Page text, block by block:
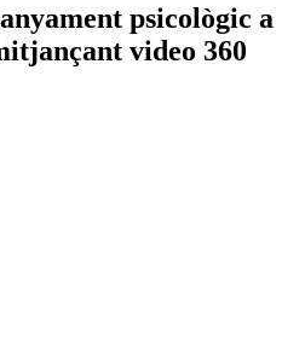
psicològic a
video 360